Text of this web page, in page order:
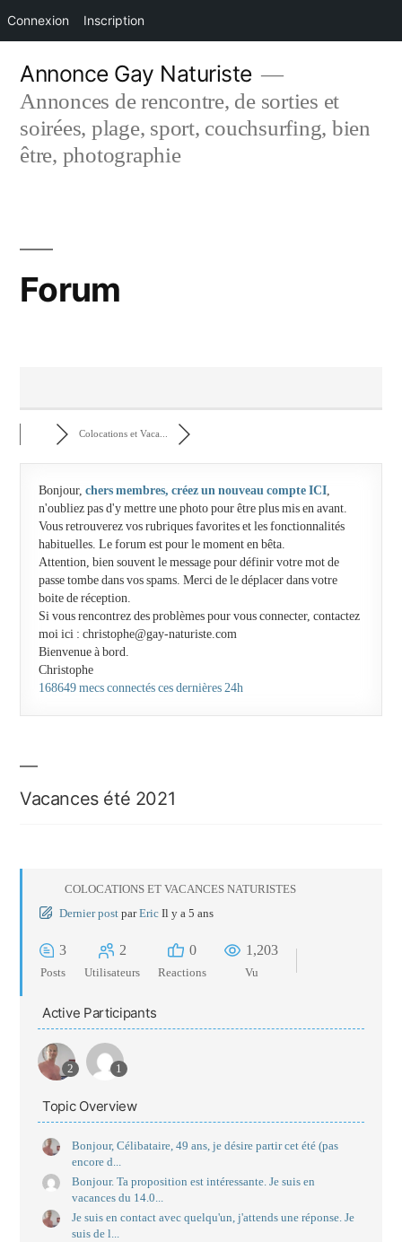
Connexion Inscription
contenu
Annonce Gay Naturiste
Annonces de rencontre, de sorties et
soirées, plage, sport, couchsurfing, bien
être, photographie
Forum
Colocations et Vaca...
Bonjour, chers membres, créez un nouveau compte ICI,
n'oubliez pas d'y mettre une photo pour être plus mis en avant.
Vous retrouverez vos rubriques favorites et les fonctionnalités
habituelles. Le forum est pour le moment en bêta.
Attention, bien souvent le message pour définir votre mot de
passe tombe dans vos spams. Merci de le déplacer dans votre
boite de réception.
Si vous rencontrez des problèmes pour vous connecter, contactez
moi ici : christophe@gay-naturiste.com
Bienvenue à bord.
Christophe
168649 mecs connectés ces dernières 24h
Vacances été 2021
COLOCATIONS ET VACANCES NATURISTES
Dernier postparEricIl y a 5 ans
3
Posts
2
Utilisateurs
0
Reactions
1,203
Vu
Active Participants
2 1
Topic Overview
Bonjour, Célibataire, 49 ans, je désire partir cet été (pas
encore d...
Bonjour. Ta proposition est intéressante. Je suis en
vacances du 14.0...
Je suis en contact avec quelqu'un, j'attends une réponse. Je
suis de l...